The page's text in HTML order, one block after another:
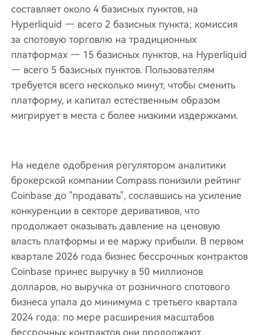
составляет около 4 базисных пунктов, на
Hyperliquid — всего 2 базисных пункта; комиссия
за спотовую торговлю на традиционных
платформах — 15 базисных пунктов, на Hyperliquid
— всего 5 базисных пунктов. Пользователям
требуется всего несколько минут, чтобы сменить
платформу, и капитал естественным образом
мигрирует в места с более низкими издержками.
На неделе одобрения регулятором аналитики
брокерской компании Compass понизили рейтинг
Coinbase до "продавать", сославшись на усиление
конкуренции в секторе деривативов, что
продолжает оказывать давление на ценовую
власть платформы и ее маржу прибыли. В первом
квартале 2026 года бизнес бессрочных контрактов
Coinbase принес выручку в 50 миллионов
долларов, но выручка от розничного спотового
бизнеса упала до минимума с третьего квартала
2024 года: по мере расширения масштабов
бессрочных контрактов они продолжают